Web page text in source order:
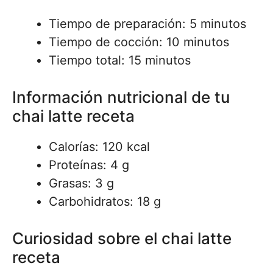
Tiempo de preparación: 5 minutos
Tiempo de cocción: 10 minutos
Tiempo total: 15 minutos
Información nutricional de tu
chai latte receta
Calorías: 120 kcal
Proteínas: 4 g
Grasas: 3 g
Carbohidratos: 18 g
Curiosidad sobre el chai latte
receta